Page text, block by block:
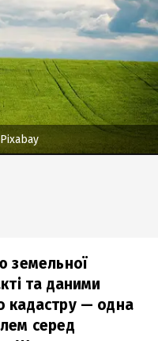
земельної
та даними
кадастру — одна
серед